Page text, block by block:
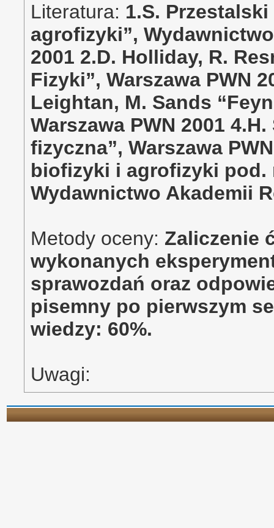
Literatura: 1.S.
agrofizyki”,
2001 2.D. Holliday, R.
Fizyki”, Warszawa PWN
Leightan, M. Sands
Warszawa PWN 2001
fizyczna”, Warszawa
biofizyki i agrofizyki pod.
Wydawnictwo Akademii
Metody oceny: Zaliczenie
wykonanych
sprawozdań oraz
pisemny po pierwszym
wiedzy: 60%.
Uwagi: